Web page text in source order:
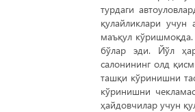
турдаги
қулайликлари учун
маъқул
бўлар эди. Йўл
салонининг олд
ташқи кўринишни
кўринишни
ҳайдовчилар учун